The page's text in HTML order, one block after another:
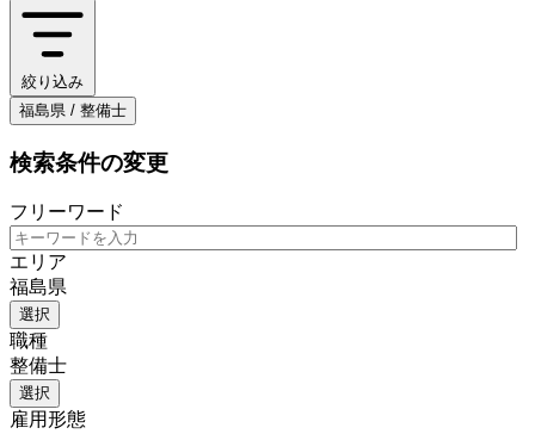
絞り込み
福島県 / 整備士
検索条件の変更
フリーワード
エリア
福島県
選択
職種
整備士
選択
雇用形態